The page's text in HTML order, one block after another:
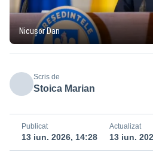
Nicușor Dan
Scris de
Stoica Marian
Publicat
13 iun. 2026, 14:28
Actualizat
13 iun.